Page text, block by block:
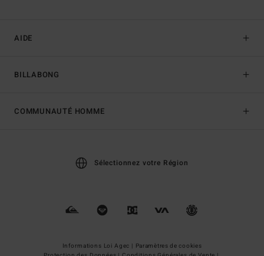
AIDE
BILLABONG
COMMUNAUTÉ HOMME
Sélectionnez votre Région
Informations Loi Agec | Paramètres de cookies